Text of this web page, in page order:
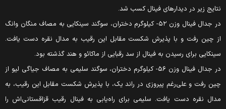
زیر در دیدارهای فینال کسب شد.
در جدال فینال وزن ۵۲- کیلوگرم دختران، سوگند سینکایی به مصاف منگان وانگ
چین رفت و با پذیرش شکست مقابل این رقیب به مدال نقره دست یافت.
برای رسیدن به فینال از سد رقبایی از ماکائو و هند گذشته بود.
در جدال فینال وزن ۵۶- کیلوگرم دختران، سوگند سلیمی به مصاف جیاگی لیو از
رفت و علی‌رغم پیروزی در راند یک، با پذیرش شکست مقابل این رقیب، به
نقره دست یافت. سلیمی برای راه‌یابی به فینال رقیب قزاقستانی‌اش را